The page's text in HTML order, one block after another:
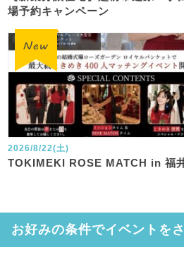
場予約キャンペーン
2026/8/22(土)
TOKIMEKI ROSE MATCH in 福
お好みの条件でイベントを